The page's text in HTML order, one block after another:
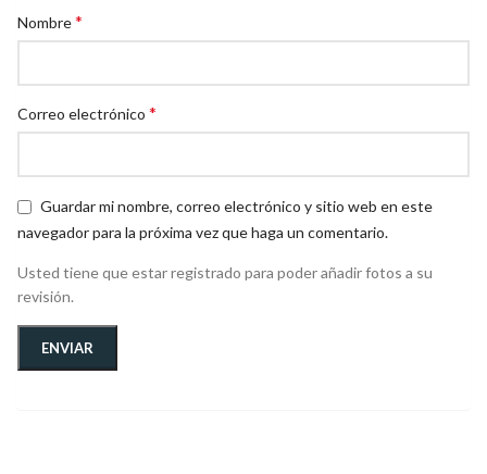
Nombre*
Correo electrónico *
Guardar mi nombre, correo electrónico y sitio web en este
navegador para la próxima vez que haga un comentario.
Usted tiene que estar registrado para poder añadir fotos a su
revisión.